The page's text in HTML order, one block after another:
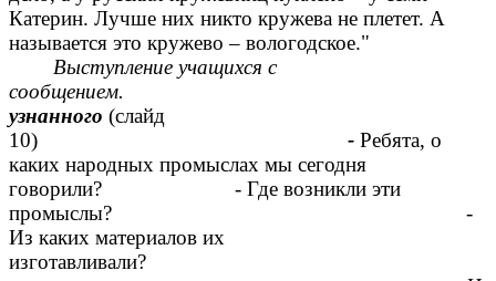
Катерин. Лучше них никто кружева не плетет. А
называется это кружево – вологодское."
Выступление учащихся с
сообщением.
узнанного (слайд
10) - Ребята, о
каких народных промыслах мы сегодня
говорили? - Где возникли эти
промыслы? -
Из каких материалов их